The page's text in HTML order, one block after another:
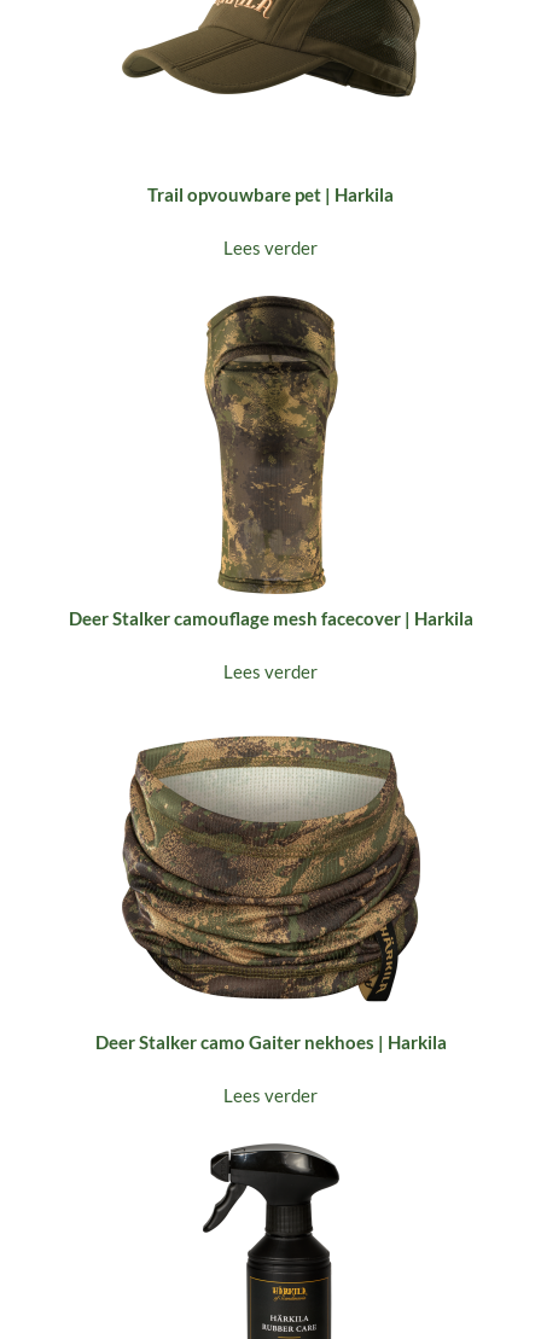
Trail opvouwbare pet | Harkila
Lees verder
Deer Stalker camouflage mesh facecover | Harkila
Lees verder
Deer Stalker camo Gaiter nekhoes | Harkila
Lees verder